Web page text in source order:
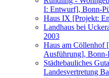
I: Entwurf], Bonn-
Haus IX [Projekt:
Landhaus bei
2003
Haus am Cöllenhof
Ausführung],
Städtebauliches
Landesvertretung